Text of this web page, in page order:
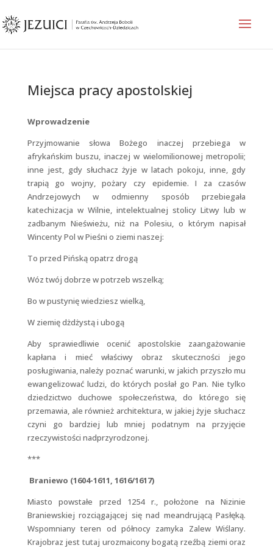
Miejsca pracy apostolskiej
Wprowadzenie
Przyjmowanie słowa Bożego inaczej przebiega w
afrykańskim buszu, inaczej w wielomilionowej metropolii;
inne jest, gdy słuchacz żyje w latach pokoju, inne, gdy
trapią go wojny, pożary czy epidemie. I za czasów
Andrzejowych w odmienny sposób przebiegała
katechizacja w Wilnie, intelektualnej stolicy Litwy lub w
zadbanym Nieświeżu, niż na Polesiu, o którym napisał
Wincenty Pol w Pieśni o ziemi naszej:
To przed Pińską opatrz drogą
Wóz twój dobrze w potrzeb wszelką;
Bo w pustynię wiedziesz wielką,
W ziemię dżdżystą i ubogą
Aby sprawiedliwie ocenić apostolskie zaangażowanie
kapłana i mieć właściwy obraz skuteczności jego
posługiwania, należy poznać warunki, w jakich przyszło mu
ewangelizować ludzi, do których posłał go Pan. Nie tylko
dziedzictwo duchowe społeczeństwa, do którego się
przemawia, ale również architektura, w jakiej żyje słuchacz
czyni go bardziej lub mniej podatnym na przyjęcie
rzeczywistości nadprzyrodzonej.
***
Braniewo (1604-1611, 1616/1617)
Miasto powstałe przed 1254 r., położone na Nizinie
Braniewskiej rozciągającej się nad meandrującą Pasłęką.
Wspomniany teren od północy zamyka Zalew Wiślany.
Krajobraz jest tutaj urozmaicony bogatą rzeźbą ziemi oraz